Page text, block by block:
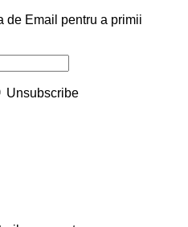
de Email pentru a primii
Unsubscribe